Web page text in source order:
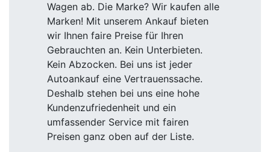
Wagen ab. Die Marke? Wir kaufen alle
Marken! Mit unserem Ankauf bieten
wir Ihnen faire Preise für Ihren
Gebrauchten an. Kein Unterbieten.
Kein Abzocken. Bei uns ist jeder
Autoankauf eine Vertrauenssache.
Deshalb stehen bei uns eine hohe
Kundenzufriedenheit und ein
umfassender Service mit fairen
Preisen ganz oben auf der Liste.